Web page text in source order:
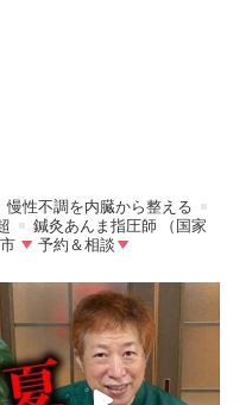
慢性不調を内臓から整える
鍼灸あんま指圧師 （国家
予約＆相談